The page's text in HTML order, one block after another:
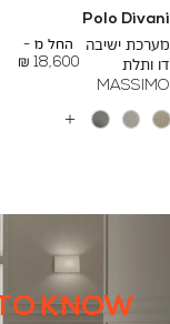
Polo Divani
מערכת ישיבה
דו ותלת
MASSIMO
החל מ -
18,600 ₪
To
24,000 ₪
עוד
KNOW